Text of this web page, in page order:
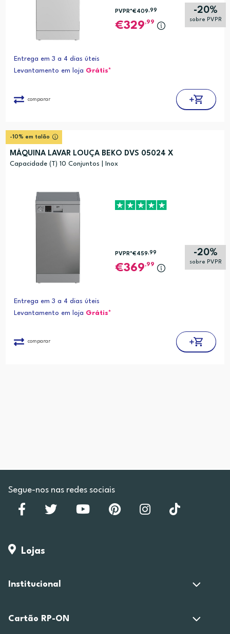
-20%
sobre PVPR
PVPR*€409,99
329,99
Entrega em 3 a 4 dias úteis
Levantamento em loja Grátis*
comparar
-10% em talão
MÁQUINA LAVAR LOUÇA BEKO DVS 05024 X
Capacidade (T) 10 Conjuntos | Inox
-20%
sobre PVPR
PVPR*€459,99
369,99
Entrega em 3 a 4 dias úteis
Levantamento em loja Grátis*
comparar
Segue-nos nas redes sociais
Lojas
Institucional
Cartão RP-ON